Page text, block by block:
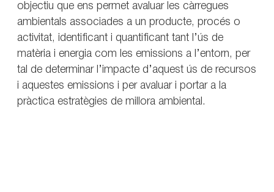
objectiu que ens permet avaluar les càrregues
ambientals associades a un producte, procés o
activitat, identificant i quantificant tant l’ús de
matèria i energia com les emissions a l’entorn, per
tal de determinar l’impacte d’aquest ús de recursos
i aquestes emissions i per avaluar i portar a la
pràctica estratègies de millora ambiental.